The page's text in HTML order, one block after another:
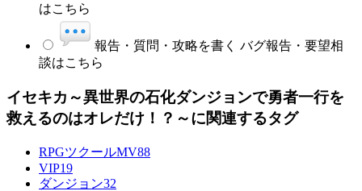
はこちら
報告・質問・攻略を書く バグ報告・要望相
談はこちら
イセキカ～異世界の石化ダンジョンで勇者一行を
救えるのはオレだけ！？～に関連するタグ
RPGツクールMV88
VIP19
ダンジョン32